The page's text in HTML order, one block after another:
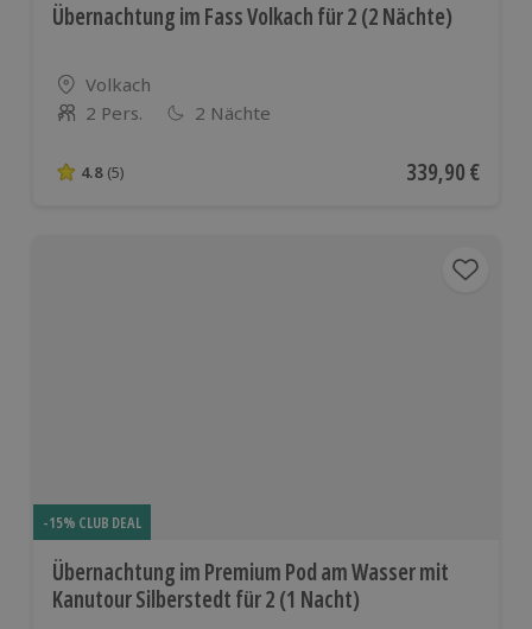
Übernachtung im Fass Volkach für 2 (2 Nächte)
Standort
Volkach
Anzahl der Teilnehmer
2 Pers. 2 Nächte
4.8 von 5 Sternen basierend auf 5 Bewertungen
4.8 (5) Aktueller Preis
339,90 €
-15% CLUB DEAL
Übernachtung im Premium Pod am Wasser mit
Kanutour Silberstedt für 2 (1 Nacht)